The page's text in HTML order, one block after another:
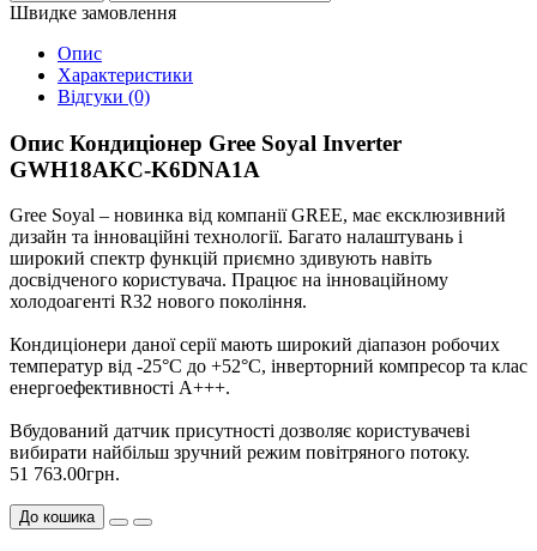
Швидке замовлення
Опис
Характеристики
Відгуки (0)
Опис Кондиціонер Gree Soyal Inverter
GWH18AKC-K6DNA1A
Gree Soyal – новинка від компанії GREE, має ексклюзивний
дизайн та інноваційні технології. Багато налаштувань і
широкий спектр функцій приємно здивують навіть
досвідченого користувача. Працює на інноваційному
холодоагенті R32 нового покоління.
Кондиціонери даної серії мають широкий діапазон робочих
температур від -25°C до +52°C, інверторний компресор та клас
енергоефективності А+++.
Вбудований датчик присутності дозволяє користувачеві
вибирати найбільш зручний режим повітряного потоку.
51 763.00грн.
До кошика